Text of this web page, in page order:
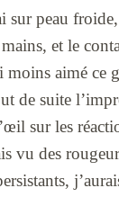
sur peau
et le
moins aimé ce
de suite
sur les
vu des